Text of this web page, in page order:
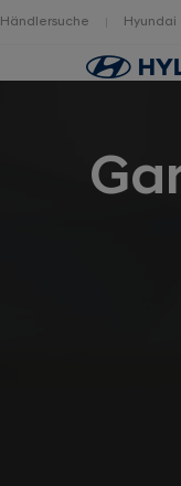
Händlersuche Hyundai